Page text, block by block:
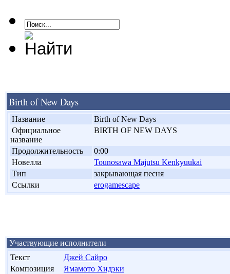
Birth of New Days
Название
Birth of New Days
Официальное
название
BIRTH OF NEW DAYS
Продолжительность
0:00
Новелла
Tounosawa Majutsu Kenkyuukai
Тип
закрывающая песня
Ссылки erogamescape
Участвующие исполнители
Текст
Джей Сайро
Композиция
Ямамото Хидэки